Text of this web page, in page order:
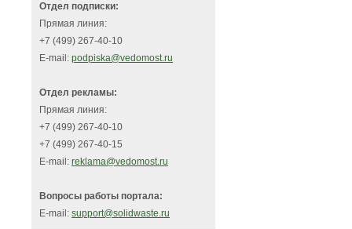
Отдел подписки:
Прямая линия:
+7 (499) 267-40-10
E-mail: podpiska@vedomost.ru
Отдел рекламы:
Прямая линия:
+7 (499) 267-40-10
+7 (499) 267-40-15
E-mail: reklama@vedomost.ru
Вопросы работы портала:
E-mail: support@solidwaste.ru